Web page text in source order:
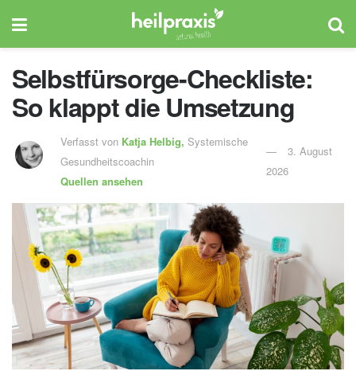
Selbstfürsorge-Checkliste:
So klappt die Umsetzung
Verfasst von Katja Helbig, Systemische
Gesundheitscoachin
Quellen ansehen
3. August
2026